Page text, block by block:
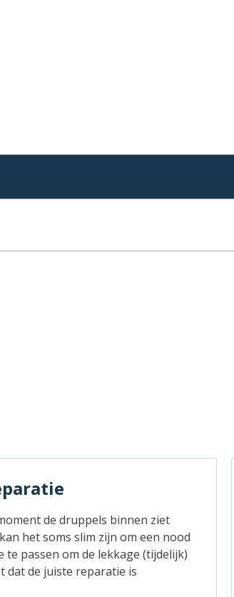
de druppels binnen ziet
het soms slim zijn om een nood
te passen om de lekkage (tijdelijk)
dat de juiste reparatie is